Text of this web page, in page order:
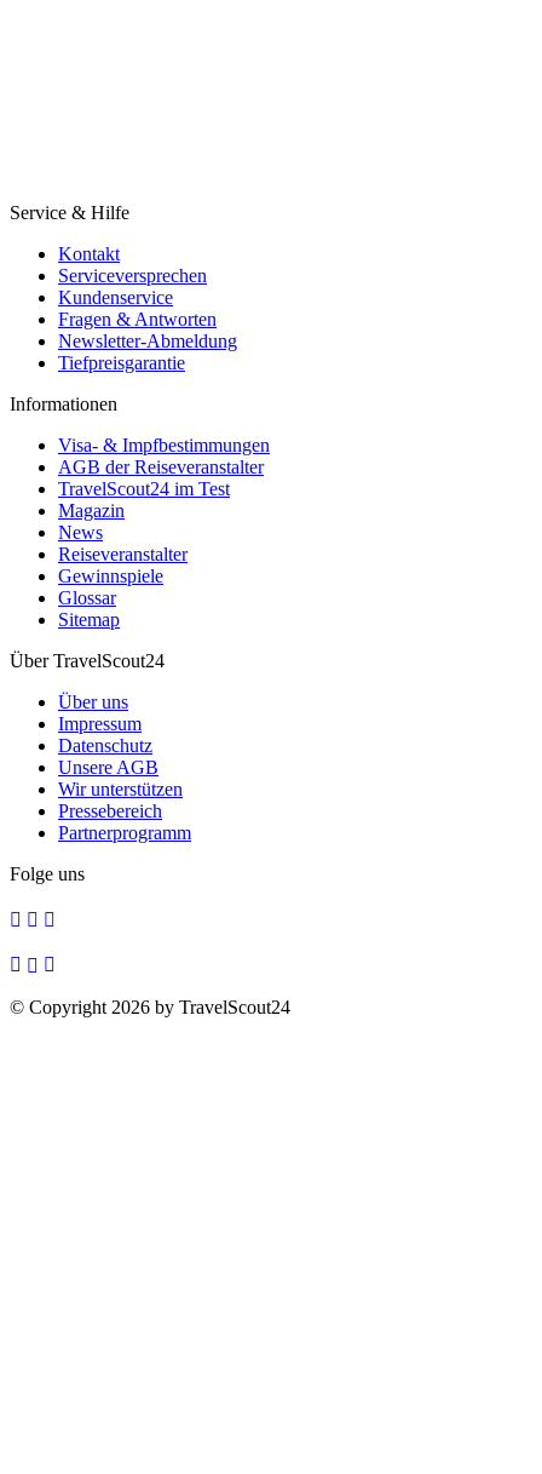
Service & Hilfe
Kontakt
Serviceversprechen
Kundenservice
Fragen & Antworten
Newsletter-Abmeldung
Tiefpreisgarantie
Informationen
Visa- & Impfbestimmungen
AGB der Reiseveranstalter
TravelScout24 im Test
Magazin
News
Reiseveranstalter
Gewinnspiele
Glossar
Sitemap
Über TravelScout24
Über uns
Impressum
Datenschutz
Unsere AGB
Wir unterstützen
Pressebereich
Partnerprogramm
Folge uns
© Copyright 2026 by TravelScout24